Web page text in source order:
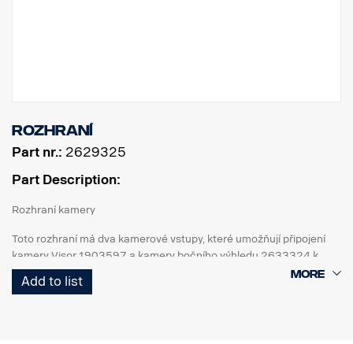
Rozhraní
Part nr.: 2629325
Part Description:
Rozhraní kamery
Toto rozhraní má dva kamerové vstupy, které umožňují připojení
kamery Visor 1903597 a kamery bočního výhledu 2633324 k
rádiu Scania Premium.
Add to list